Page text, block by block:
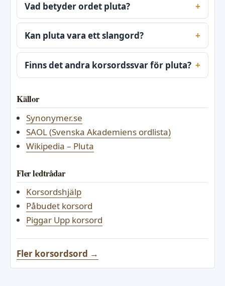
Vad betyder ordet pluta?
Kan pluta vara ett slangord?
Finns det andra korsordssvar för pluta?
Källor
Synonymer.se
SAOL (Svenska Akademiens ordlista)
Wikipedia – Pluta
Fler ledtrådar
Korsordshjälp
Påbudet korsord
Piggar Upp korsord
Fler korsordsord →